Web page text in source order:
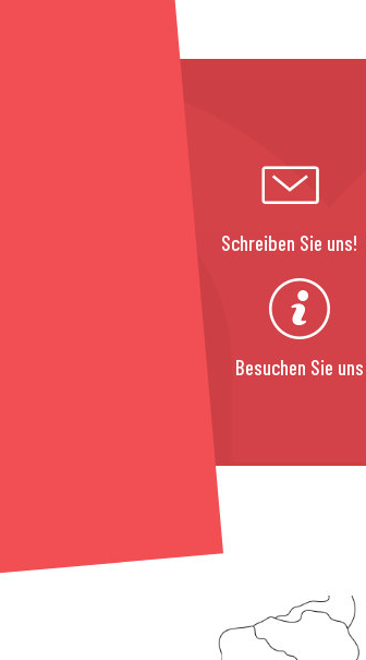
Schreiben Sie uns!
Besuchen Sie uns